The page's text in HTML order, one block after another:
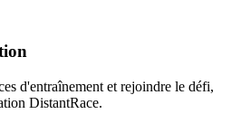
d'entraînement et rejoindre le défi,
DistantRace.